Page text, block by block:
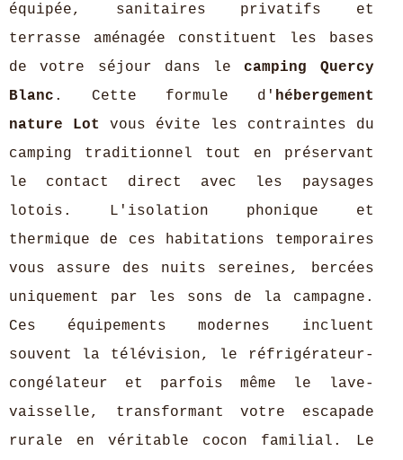
équipée, sanitaires privatifs et
terrasse aménagée constituent les bases
de votre séjour dans lecamping Quercy
Blanc . Cette formule d' hébergement
nature Lot
vous évite les contraintes du
camping traditionnel tout en préservant
le contact direct avec les paysages
lotois. L'isolation phonique et
thermique de ces habitations temporaires
vous assure des nuits sereines, bercées
uniquement par les sons de la campagne.
Ces équipements modernes incluent
souvent la télévision, le réfrigérateur-
congélateur et parfois même le lave-
vaisselle, transformant votre escapade
rurale en véritable cocon familial. Le